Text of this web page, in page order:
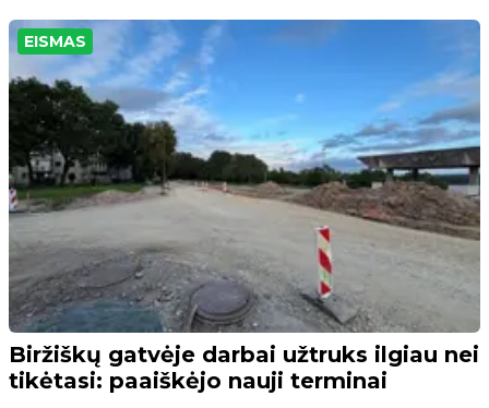
EISMAS
Biržiškų gatvėje darbai užtruks ilgiau nei
tikėtasi: paaiškėjo nauji terminai